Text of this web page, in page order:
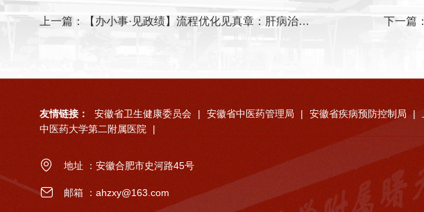
上一篇： 【办小事·见政绩】流程优化见真章：肝病治疗仪“从室到床”实现就医体验大提升 下一篇：
友情链接： 安徽省卫生健康委员会 | 安徽省中医药管理局 | 安徽省疾病预防控制局 |
中医药大学第二附属医院
|
地址 ：安徽合肥市史河路45号
邮箱 ：ahzxy@163.com